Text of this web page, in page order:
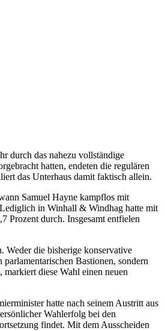
durch das nahezu vollständige
hatten, endeten die regulären
das Unterhaus damit faktisch allein.
Samuel Hayne kampflos mit
in Winhall & Windhag hatte mit
Prozent durch. Insgesamt entfielen
Weder die bisherige konservative
Bastionen, sondern
diese Wahl einen neuen
hatte nach seinem Austritt aus
Wahlerfolg bei den
findet. Mit dem Ausscheiden